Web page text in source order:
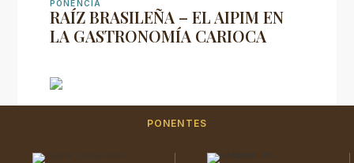
PONENCIA
RAÍZ BRASILEÑA – EL AIPIM EN
LA GASTRONOMÍA CARIOCA
PONENTES